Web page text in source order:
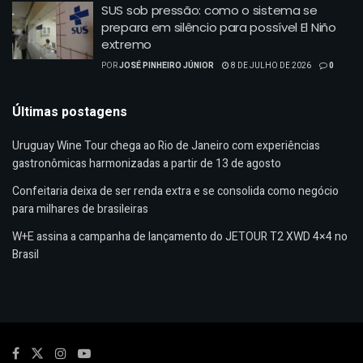
SUS sob pressão: como o sistema se
prepara em silêncio para possível El Niño
extremo
PORJOSÉ PINHEIRO JÚNIOR 8 DE JULHO DE 2026 0
Últimas postagens
Uruguay Wine Tour chega ao Rio de Janeiro com experiências
gastronômicas harmonizadas a partir de 13 de agosto
Confeitaria deixa de ser renda extra e se consolida como negócio
para milhares de brasileiras
W+E assina a campanha de lançamento do JETOUR T2 XWD 4×4 no
Brasil